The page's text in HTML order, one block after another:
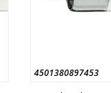
4501380897453